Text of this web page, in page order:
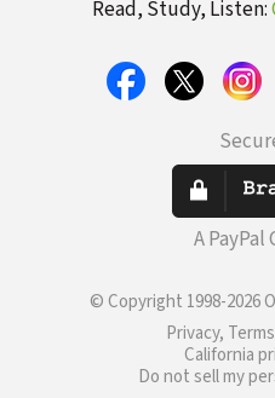
Read, Study, Listen:
A PayPal
© Copyright 1998-2026
Privacy,
California
Do not sell my